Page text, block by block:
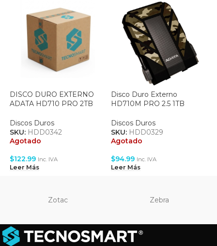
DISCO DURO EXTERNO
ADATA HD710 PRO 2TB
Negro/Rojo (AHD710P-
2TU31-CRD)
Discos Duros
SKU: HDD0342
Agotado
$122.99 Inc. IVA
Leer Más
Disco Duro Externo
HD710M PRO 2.5 1TB
1TU31-CCF)
Discos Duros
SKU: HDD0329
Agotado
$94.99 Inc. IVA
Leer Más
Zotac Zebra